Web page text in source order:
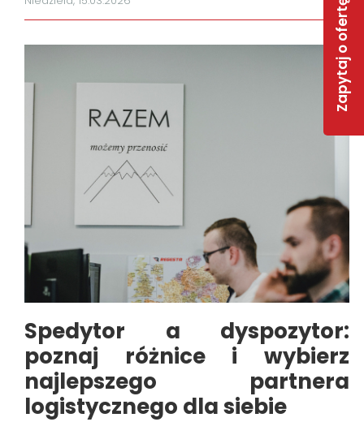
Zapytaj o ofertę
Spedytor a dyspozytor:
poznaj różnice i wybierz
najlepszego partnera
logistycznego dla siebie